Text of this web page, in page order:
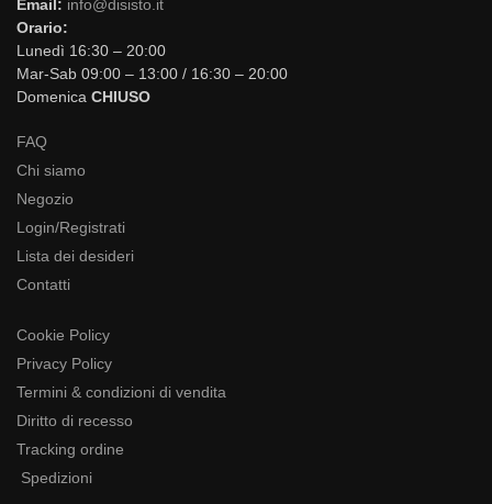
Email: info@disisto.it
Orario:
Lunedì 16:30 – 20:00
Mar-Sab 09:00 – 13:00 / 16:30 – 20:00
Domenica CHIUSO
FAQ
Chi siamo
Negozio
Login/Registrati
Lista dei desideri
Contatti
Cookie Policy
Privacy Policy
Termini & condizioni di vendita
Diritto di recesso
Tracking ordine
Spedizioni